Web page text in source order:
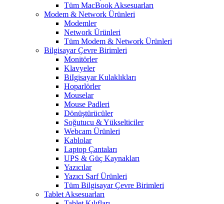
Tüm MacBook Aksesuarları
Modem & Network Ürünleri
Modemler
Network Ürünleri
Tüm Modem & Network Ürünleri
Bilgisayar Çevre Birimleri
Monitörler
Klavyeler
BiIgisayar Kulaklıkları
Hoparlörler
Mouselar
Mouse Padleri
Dönüştürücüler
Soğutucu & Yükselticiler
Webcam Ürünleri
Kablolar
Laptop Çantaları
UPS & Güç Kaynakları
Yazıcılar
Yazıcı Sarf Ürünleri
Tüm Bilgisayar Çevre Birimleri
Tablet Aksesuarları